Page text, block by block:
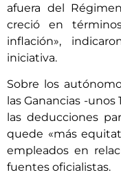
afuera del
creció en
inflación»,
iniciativa.
Sobre los
las Ganancias -
las deducciones
quede «más
empleados en
fuentes oficialistas.